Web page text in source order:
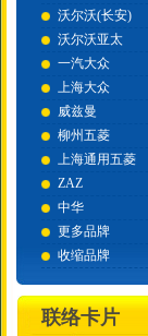
沃尔沃(长安)
沃尔沃亚太
一汽大众
上海大众
威兹曼
柳州五菱
上海通用五菱
ZAZ
中华
更多品牌
收缩品牌
联络卡片